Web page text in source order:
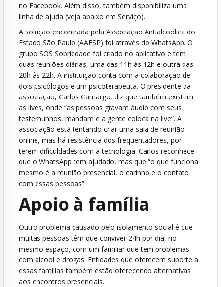
no Facebook. Além disso, também disponibiliza uma
linha de ajuda (veja abaixo em Serviço).
A solução encontrada pela Associação Antialcoólica do
Estado São Paulo (AAESP) foi através do WhatsApp. O
grupo SOS Sobriedade foi criado no aplicativo e tem
duas reuniões diárias, uma das 11h às 12h e outra das
20h às 22h. A instituição conta com a colaboração de
dois psicólogos e um psicoterapeuta. O presidente da
associação, Carlos Camargo, diz que também existem
as lives, onde “as pessoas gravam áudio com seus
testemunhos, mandam e a gente coloca na live”. A
associação está tentando criar uma sala de reunião
online, mas há resistência dos frequentadores, por
terem dificuldades com a tecnologia. Carlos reconhece
que o WhatsApp tem ajudado, mas que “o que funciona
mesmo é a reunião presencial, o carinho e o contato
com essas pessoas”.
Apoio à família
Outro problema causado pelo isolamento social é que
muitas pessoas têm que conviver 24h por dia, no
mesmo espaço, com um familiar que tem problemas
com álcool e drogas. Entidades que oferecem suporte a
essas famílias também estão oferecendo alternativas
aos encontros presenciais.